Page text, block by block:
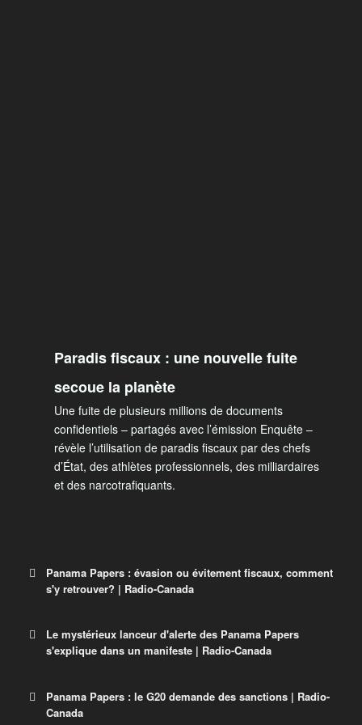
Paradis fiscaux : une nouvelle fuite
secoue la planète
Une fuite de plusieurs millions de documents
confidentiels – partagés avec l’émission Enquête –
révèle l’utilisation de paradis fiscaux par des chefs
d’État, des athlètes professionnels, des milliardaires
et des narcotrafiquants.
Panama Papers : évasion ou évitement fiscaux, comment
s'y retrouver? | Radio-Canada
Panama Papers : évasion ou évitement
fiscaux, comment s’y retrouver?
La fuite des Panama Papers soulève à nouveau la
Le mystérieux lanceur d'alerte des Panama Papers
s'explique dans un manifeste | Radio-Canada
Panama Papers : le G20 demande des sanctions | Radio-
Canada